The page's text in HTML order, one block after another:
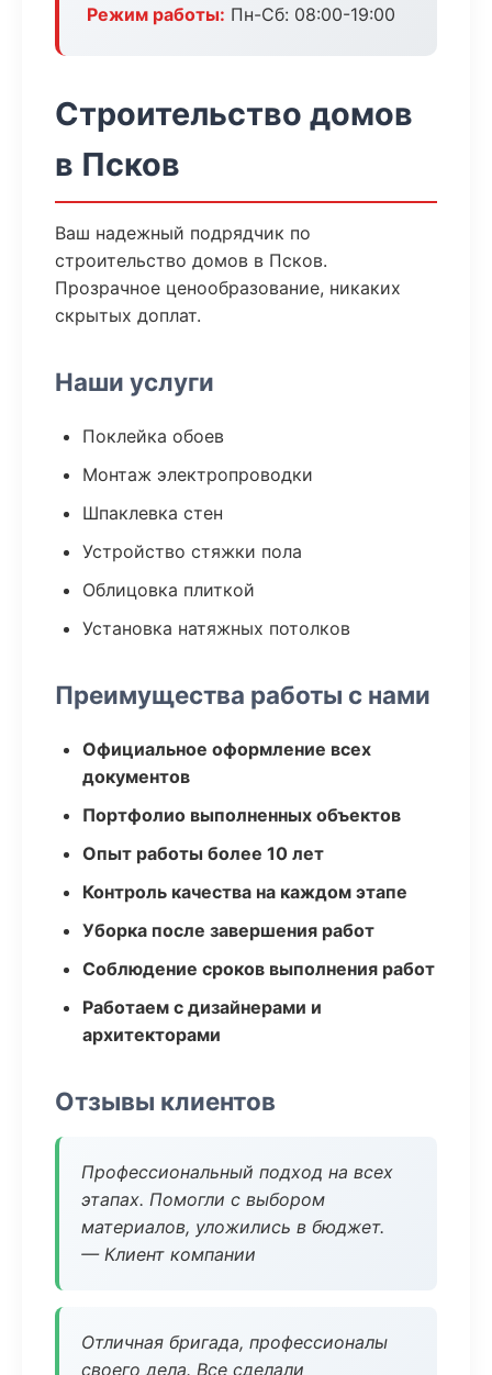
Режим работы: Пн-Сб: 08:00-19:00
Строительство домов
в Псков
Ваш надежный подрядчик по
строительство домов в Псков.
Прозрачное ценообразование, никаких
скрытых доплат.
Наши услуги
Поклейка обоев
Монтаж электропроводки
Шпаклевка стен
Устройство стяжки пола
Облицовка плиткой
Установка натяжных потолков
Преимущества работы с нами
Официальное оформление всех
документов
Портфолио выполненных объектов
Опыт работы более 10 лет
Контроль качества на каждом этапе
Уборка после завершения работ
Соблюдение сроков выполнения работ
Работаем с дизайнерами и
архитекторами
Отзывы клиентов
Профессиональный подход на всех
этапах. Помогли с выбором
материалов, уложились в бюджет.
— Клиент компании
Отличная бригада, профессионалы
своего дела. Все сделали